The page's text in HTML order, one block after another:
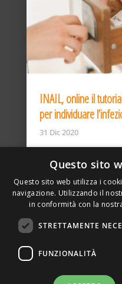
INAIL, online il
per individuare
31 Dic 2020
DELLA TORRE, 15
SITO REALIZZATO DA
Questo sito
Questo sito web utilizza i
navigazione. Utilizzando il
in conformità con la
STRETTAMENTE
FUNZIONALITÀ